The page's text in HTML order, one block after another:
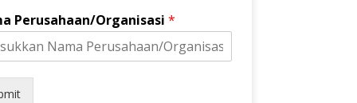
Perusahaan/Organisasi *